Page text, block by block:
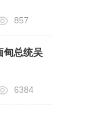
857
甸总统吴
6384